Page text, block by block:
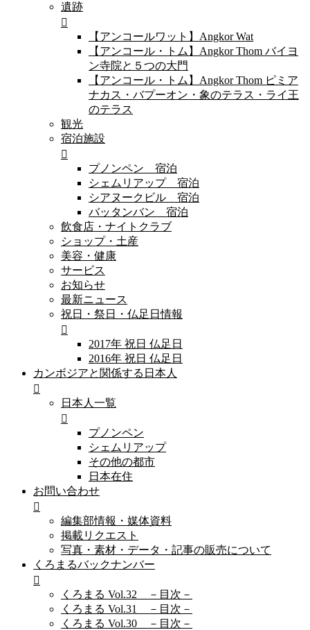
遺跡
【アンコールワット】Angkor Wat
【アンコール・トム】Angkor Thom バイヨ
ン寺院と５つの大門
【アンコール・トム】Angkor Thom ピミア
ナカス・バプーオン・象のテラス・ライ王
のテラス
観光
宿泊施設
プノンペン 宿泊
シェムリアップ 宿泊
シアヌークビル 宿泊
バッタンバン 宿泊
飲食店・ナイトクラブ
ショップ・土産
美容・健康
サービス
お知らせ
最新ニュース
祝日・祭日・仏足日情報
2017年 祝日 仏足日
2016年 祝日 仏足日
カンボジアと関係する日本人
日本人一覧
プノンペン
シェムリアップ
その他の都市
日本在住
お問い合わせ
編集部情報・媒体資料
掲載リクエスト
写真・素材・データ・記事の販売について
くろまるバックナンバー
くろまる Vol.32 －目次－
くろまる Vol.31 －目次－
くろまる Vol.30 －目次－